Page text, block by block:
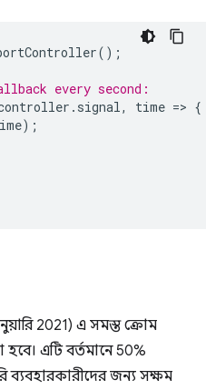
();
every second:
. signal, time => {
);
2021) এ সমস্ত ক্রোম
এটি বর্তমানে 50%
ব্যবহারকারীদের জন্য সক্ষম